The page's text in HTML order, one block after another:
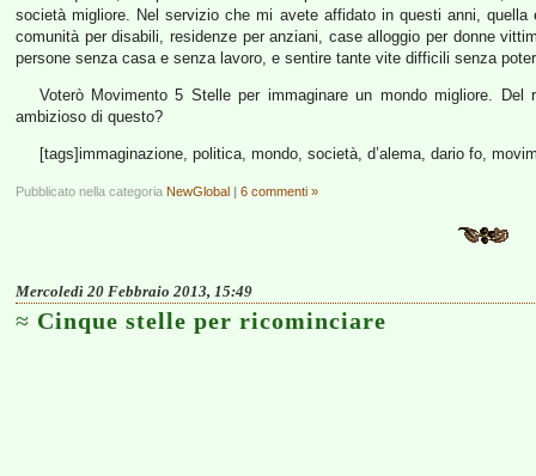
società migliore. Nel servizio che mi avete affidato in questi anni,
comunità per disabili, residenze per anziani, case alloggio per donne
persone senza casa e senza lavoro, e sentire tante vite difficili senza
Voterò Movimento 5 Stelle per immaginare un mondo migliore.
ambizioso di questo?
[tags]immaginazione, politica, mondo, società, d’alema, dario fo,
Pubblicato nella categoria NewGlobal | 6 commenti »
Mercoledì 20 Febbraio 2013, 15:49
Cinque stelle per ricominciare